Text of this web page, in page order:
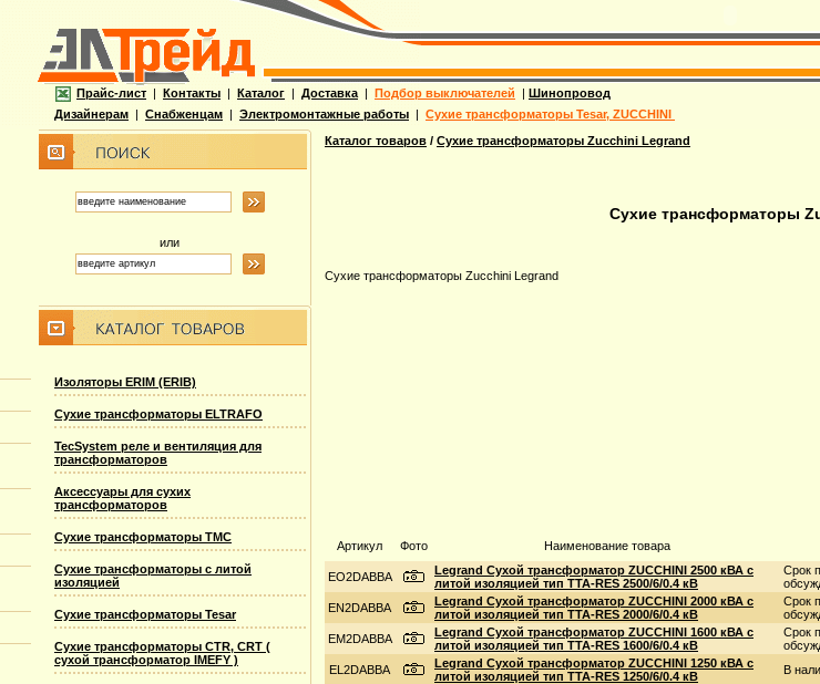
Прайс-лист | Контакты | Каталог | Доставка | Подбор выключателей | Шинопровод
Дизайнерам | Снабженцам | Электромонтажные работы | Сухие трансформаторы Tesar, ZUCCHINI
или
Изоляторы ERIM (ERIB)
Сухие трансформаторы ELTRAFO
TecSystem реле и вентиляция для
трансформаторов
Аксессуары для сухих
трансформаторов
Сухие трансформаторы TMC
Сухие трансформаторы с литой
изоляцией
Сухие трансформаторы Tesar
Сухие трансформаторы CTR, CRT (
сухой трансформатор IMEFY )
Каталог товаров / Сухие трансформаторы Zucchini Legrand
Сухие трансформаторы
Сухие трансформаторы Zucchini Legrand
Артикул Фото Наименование товара
EO2DABBA
Legrand Сухой трансформатор ZUCCHINI 2500 кВА с
литой изоляцией тип TTA-RES 2500/6/0.4 кВ
Срок
EN2DABBA
Legrand Сухой трансформатор ZUCCHINI 2000 кВА с
литой изоляцией тип TTA-RES 2000/6/0.4 кВ
Срок
EM2DABBA
Legrand Сухой трансформатор ZUCCHINI 1600 кВА с
литой изоляцией тип TTA-RES 1600/6/0.4 кВ
Срок
EL2DABBA
Legrand Сухой трансформатор ZUCCHINI 1250 кВА с
литой изоляцией тип TTA-RES 1250/6/0.4 кВ
В